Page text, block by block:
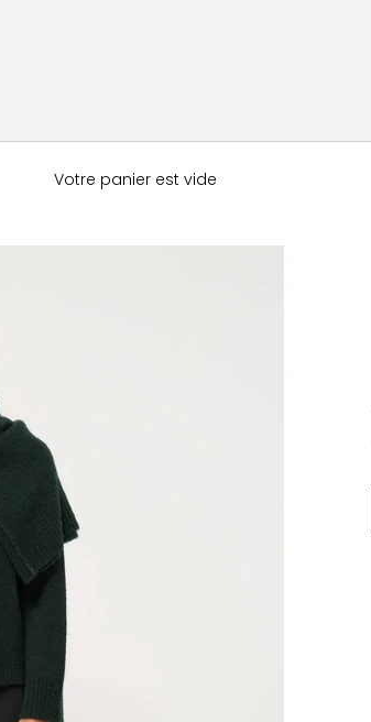
Votre panier est vide